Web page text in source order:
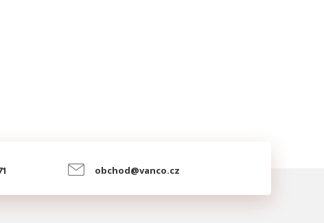
obchod@vanco.cz